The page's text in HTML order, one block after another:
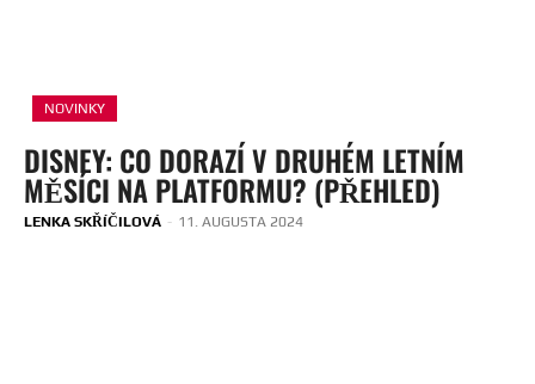
NOVINKY
DISNEY: CO DORAZÍ V DRUHÉM LETNÍM
MĚSÍCI NA PLATFORMU? (PŘEHLED)
LENKA SKŘÍČILOVÁ - 11. AUGUSTA 2024